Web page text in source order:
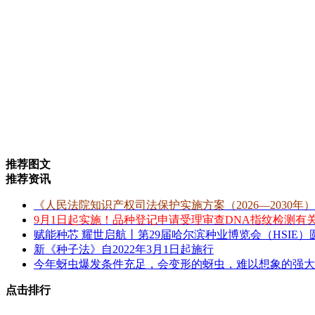
推荐图文
推荐资讯
《人民法院知识产权司法保护实施方案（2026—2030年）
9月1日起实施！品种登记申请受理审查DNA指纹检测有
赋能种芯 耀世启航丨第29届哈尔滨种业博览会（HSIE）
新《种子法》自2022年3月1日起施行
今年蚜虫爆发条件充足，会变形的蚜虫，难以想象的强大
点击排行